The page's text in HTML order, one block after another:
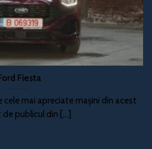
Fiesta
cele mai apreciate mașini din acest
publicul din [...]